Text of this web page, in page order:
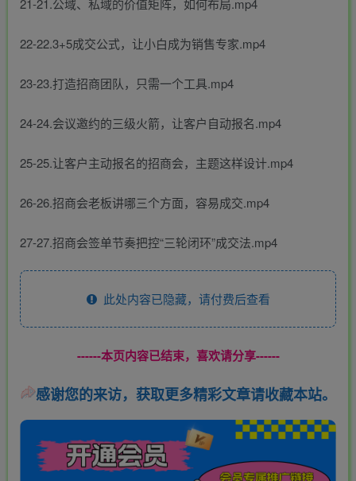
21-21.公域、私域的价值矩阵，如何布局.mp4
22-22.3+5成交公式，让小白成为销售专家.mp4
23-23.打造招商团队，只需一个工具.mp4
24-24.会议邀约的三级火箭，让客户自动报名.mp4
25-25.让客户主动报名的招商会，主题这样设计.mp4
26-26.招商会老板讲哪三个方面，容易成交.mp4
27-27.招商会签单节奏把控“三轮闭环”成交法.mp4
此处内容已隐藏，请付费后查看
------本页内容已结束，喜欢请分享------
感谢您的来访，获取更多精彩文章请收藏本站。